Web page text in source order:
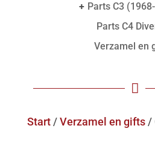
+ Parts C3
Parts C4
Verzamel en

Start/Verzamel en gifts/